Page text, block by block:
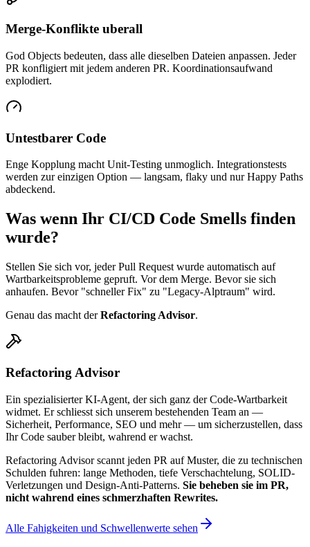
Merge-Konflikte uberall
God Objects bedeuten, dass alle dieselben Dateien anpassen. Jeder
PR konfligiert mit jedem anderen PR. Koordinationsaufwand
explodiert.
Untestbarer Code
Enge Kopplung macht Unit-Testing unmoglich. Integrationstests
werden zur einzigen Option — langsam, flaky und nur Happy Paths
abdeckend.
Was wenn Ihr CI/CD Code Smells finden
wurde?
Stellen Sie sich vor, jeder Pull Request wurde automatisch auf
Wartbarkeitsprobleme gepruft. Vor dem Merge. Bevor sie sich
anhaufen. Bevor "schneller Fix" zu "Legacy-Alptraum" wird.
Genau das macht derRefactoring Advisor.
Refactoring Advisor
Ein spezialisierter KI-Agent, der sich ganz der Code-Wartbarkeit
widmet. Er schliesst sich unserem bestehenden Team an —
Sicherheit, Performance, SEO und mehr — um sicherzustellen, dass
Ihr Code sauber bleibt, wahrend er wachst.
Refactoring Advisor scannt jeden PR auf Muster, die zu technischen
Schulden fuhren: lange Methoden, tiefe Verschachtelung, SOLID-
Verletzungen und Design-Anti-Patterns. Sie beheben sie im PR,
nicht wahrend eines schmerzhaften Rewrites.
Alle Fahigkeiten und Schwellenwerte sehen